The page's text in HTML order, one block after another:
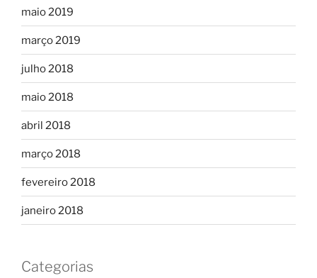
maio 2019
março 2019
julho 2018
maio 2018
abril 2018
março 2018
fevereiro 2018
janeiro 2018
Categorias